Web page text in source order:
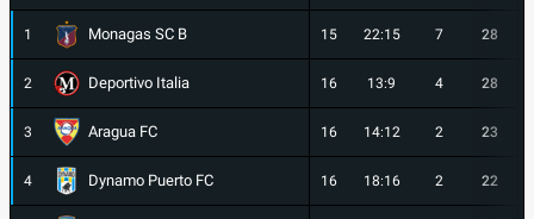
1 Monagas SC B 15 22:15 7 28
2 Deportivo Italia 16 13:9 4 28
3 Aragua FC 16 14:12 2 23
4 Dynamo Puerto FC 16 18:16 2 22